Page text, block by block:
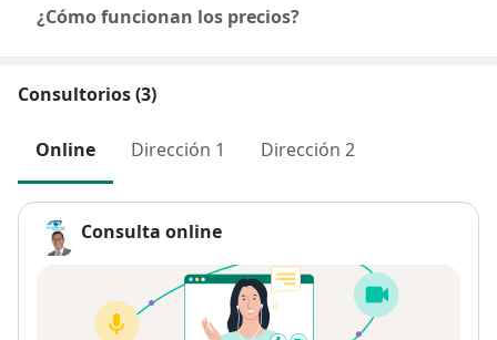
¿Cómo funcionan los precios?
Consultorios (3)
Online Dirección 1 Dirección 2
Consulta online